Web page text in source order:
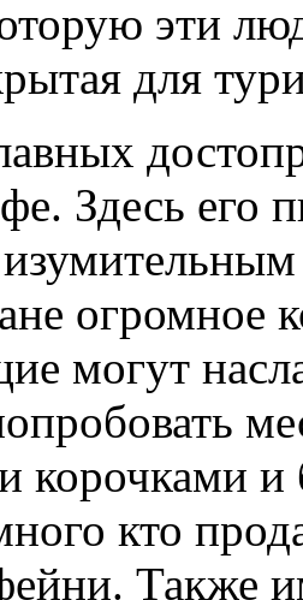
эти
для
Здесь его
огромное
могут
корочками
кто
Также